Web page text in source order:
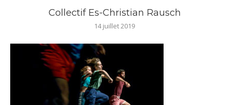
Collectif Es-Christian Rausch
14 juillet 2019